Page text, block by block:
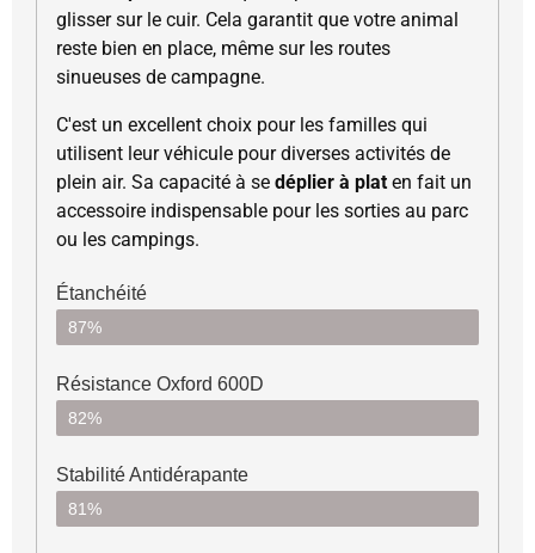
glisser sur le cuir. Cela garantit que votre animal
reste bien en place, même sur les routes
sinueuses de campagne.
C'est un excellent choix pour les familles qui
utilisent leur véhicule pour diverses activités de
plein air. Sa capacité à se déplier à plat en fait un
accessoire indispensable pour les sorties au parc
ou les campings.
Étanchéité
87%
Résistance Oxford 600D
82%
Stabilité Antidérapante
81%